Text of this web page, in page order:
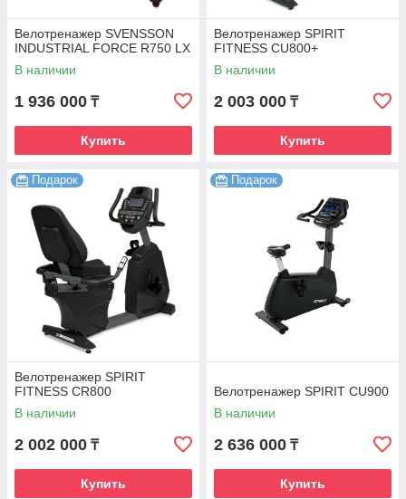
Велотренажер SVENSSON
INDUSTRIAL FORCE R750 LX
В наличии
1 936 000 ₸
Купить
Велотренажер SPIRIT
FITNESS CU800+
В наличии
2 003 000 ₸
Купить
Подарок
Велотренажер SPIRIT
FITNESS CR800
В наличии
2 002 000 ₸
Купить
Подарок
Велотренажер SPIRIT CU900
В наличии
2 636 000 ₸
Купить